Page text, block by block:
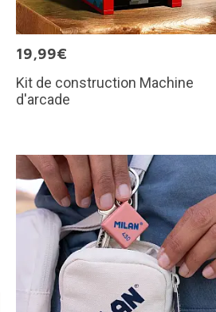
19,99€
Kit de construction Machine
d'arcade